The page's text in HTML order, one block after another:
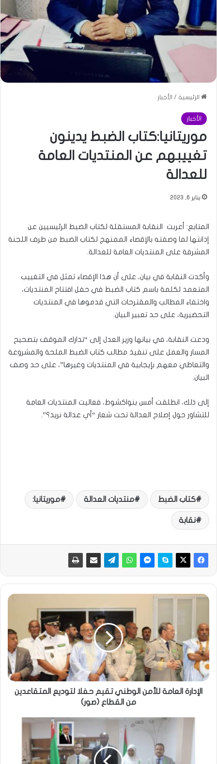
الرئيسية / الأخبار
الأخبار
موريتانيا:كتاب الضبط يدينون
تغييبهم عن المنتديات العامة
للعدالة
يناير 6, 2023
المتابع: أعربت النقابة المستقلة لكتاب الضبط الرئيسيين عن
إدانتها لما وصفته بالإقصاء الممنهج لكتاب الضبط من طرف اللجنة
المشرفة على المنتديات العامة للعدالة.
وأكدت النقابة في بيان، على أن هذا الإقصاء تمثل في التغييب
المتعمد لكلمة باسم كتاب الضبط في حفل افتتاح المنتديات،
واختفاء المطالب والمقترحات التي قدموها في المنتديات
التحضيرية، على حد تعبير البيان.
ودعت النقابة، في بيانها وزير العدل إلى “تدارك الموقف بتصحيح
المسار والعمل على تنفيذ مطالب كتاب الضبط الملحة والمشروعة
والتعاطي معهم بإيجابية في المنتديات وغيرها”، على حد وصف
البيان.
إلى ذلك، انطلقت أمس بنواكشوط، فعاليت المنتديات العامة
للتشاور حول إصلاح العدالة تحت شعار “أي عدالة نريد؟”.
كتاب الضبط منتديات العدالة موريتانيا:
نقابة
الإدارة العامة للأمن الوطني تقيم حفلا لتوديع المتقاعدين
من القطاع (صور)